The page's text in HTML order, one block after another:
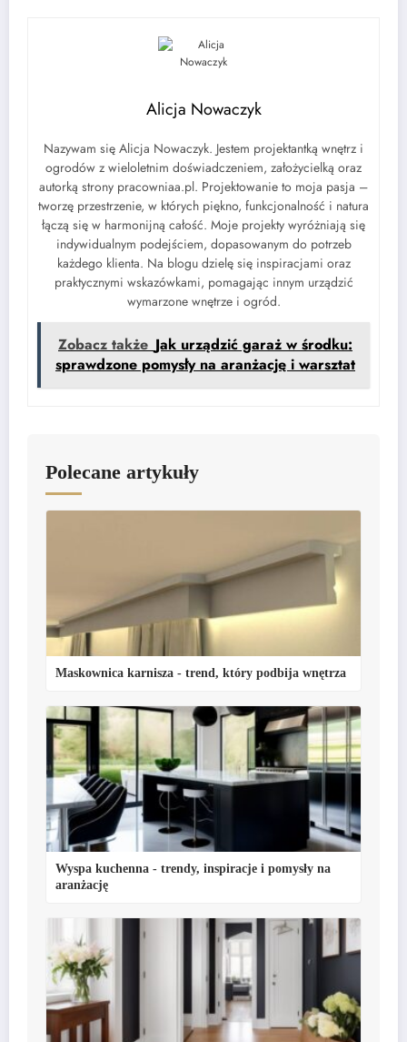
Alicja Nowaczyk
Nazywam się Alicja Nowaczyk. Jestem projektantką wnętrz i
ogrodów z wieloletnim doświadczeniem, założycielką oraz
autorką strony pracowniaa.pl. Projektowanie to moja pasja –
tworzę przestrzenie, w których piękno, funkcjonalność i natura
łączą się w harmonijną całość. Moje projekty wyróżniają się
indywidualnym podejściem, dopasowanym do potrzeb
każdego klienta. Na blogu dzielę się inspiracjami oraz
praktycznymi wskazówkami, pomagając innym urządzić
wymarzone wnętrze i ogród.
Zobacz także Jak urządzić garaż w środku:
sprawdzone pomysły na aranżację i warsztat
Polecane artykuły
Maskownica karnisza - trend, który podbija wnętrza
Wyspa kuchenna - trendy, inspiracje i pomysły na
aranżację